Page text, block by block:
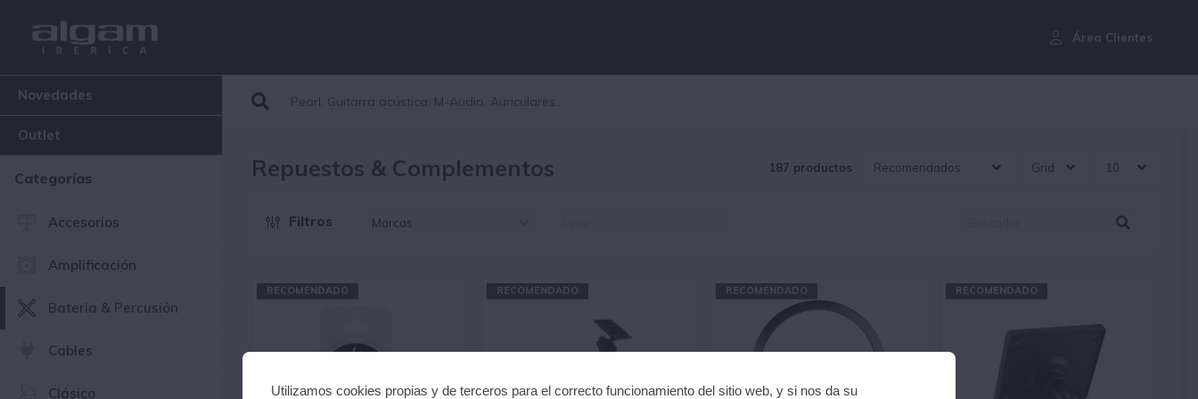
Área Clientes
Novedades
Outlet
Categorías
Accesorios
Amplificación
Bateria & Percusión
Cables
Clásico
Repuestos & Complementos 187 productos
Filtros
Marcas
RECOMENDADO RECOMENDADO RECOMENDADO RECOMENDADO
Utilizamos cookies propias y de terceros para el correcto funcionamiento del sitio web, y si nos da su